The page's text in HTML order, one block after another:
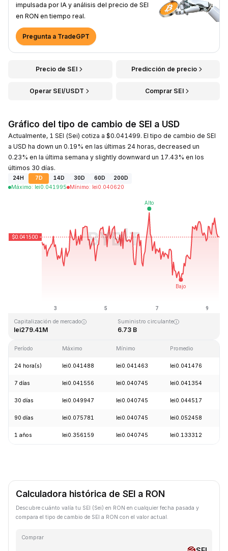
impulsada por IA y análisis del precio de SEI
en RON en tiempo real.
Pregunta a TradeGPT
Precio de SEI Predicción de precio
Operar SEI/USDT Comprar SEI
Gráfico del tipo de cambio de SEI a USD
Actualmente, 1 SEI (Sei) cotiza a $0.041499. El tipo de cambio de SEI
a USD ha down un 0.19% en las últimas 24 horas, decreased un
0.23% en la última semana y slightly downward un 17.43% en los
últimos 30 días.
24H 7D 14D 30D 60D
200D
Máximo: lei0.041995 Mínimo: lei0.040620
Capitalización de mercado
lei279.41M
Suministro circulante
6.73 B
Período Máximo Mínimo Promedio
24 hora(s) lei0.041488 lei0.041463 lei0.041476
7 días lei0.041556 lei0.040745 lei0.041354
30 días lei0.049947 lei0.040745 lei0.044517
90 días lei0.075781 lei0.040745 lei0.052458
1 años lei0.356159 lei0.040745 lei0.133312
Calculadora histórica de SEI a RON
Descubre cuánto valía tu SEI (Sei) en RON en cualquier fecha pasada y
compara el tipo de cambio de SEI a RON con el valor actual.
Comprar